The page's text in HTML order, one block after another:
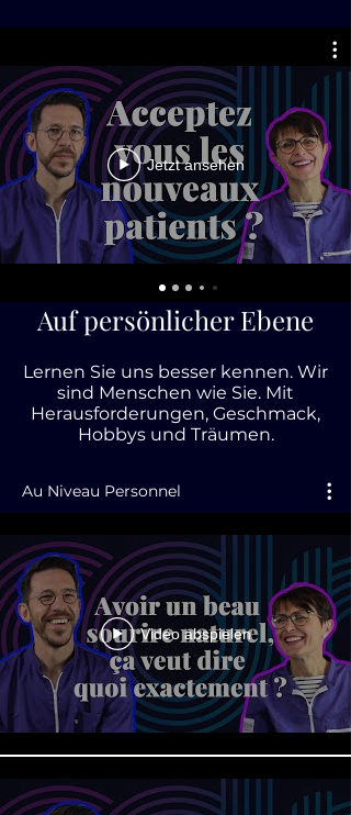
Jetzt ansehen
Auf persönlicher Ebene
Lernen Sie uns besser kennen. Wir
sind Menschen wie Sie. Mit
Herausforderungen, Geschmack,
Hobbys und Träumen.
Au Niveau Personnel
Video abspielen